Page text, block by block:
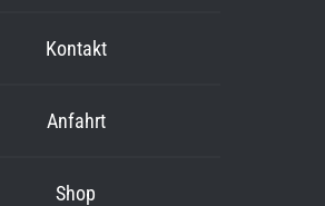
Kontakt
Anfahrt
Shop